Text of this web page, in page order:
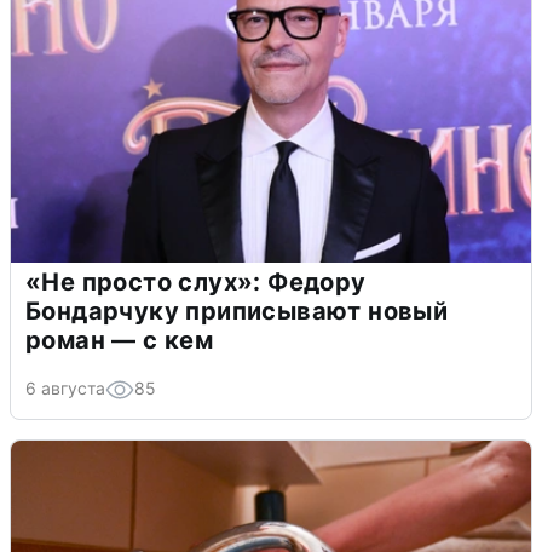
«Не просто слух»: Федору
Бондарчуку приписывают новый
роман — с кем
6 августа 85